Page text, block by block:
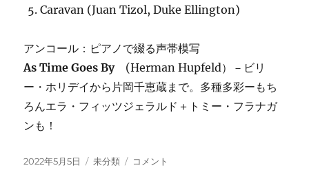
Caravan (Juan Tizol, Duke Ellington)
アンコール：ピアノで綴る声帯模写
As Time Goes By(Herman Hupfeld）－ビリ
ー・ホリデイから片岡千恵蔵まで。多種多彩ーもち
ろんエラ・フィッツジェラルド＋トミー・フラナガ
ンも！
投
2022年5月5日
カ
未分類
5/5
コメント